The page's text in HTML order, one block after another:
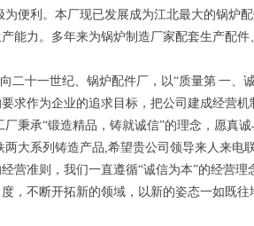
便利。本厂现已发展成为江北最大的锅炉
能力。多年来为锅炉制造厂家配套生产配
二十一世纪、锅炉配件厂，以“质量第 一、
求作为企业的追求目标，把公司建成经营
秉承“锻造精品，铸就诚信”的理念，愿真
大系列铸造产品,希望贵公司领导来人来电
营准则，我们一直遵循“诚信为本”的经营
，不断开拓新的领域，以新的姿态一如既